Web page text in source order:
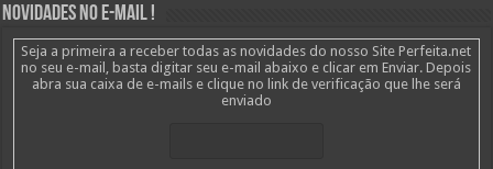
Novidades no E-mail !
Seja a primeira a receber todas as novidades do nosso Site Perfeita.net
no seu e-mail, basta digitar seu e-mail abaixo e clicar em Enviar. Depois
abra sua caixa de e-mails e clique no link de verificação que lhe será
enviado